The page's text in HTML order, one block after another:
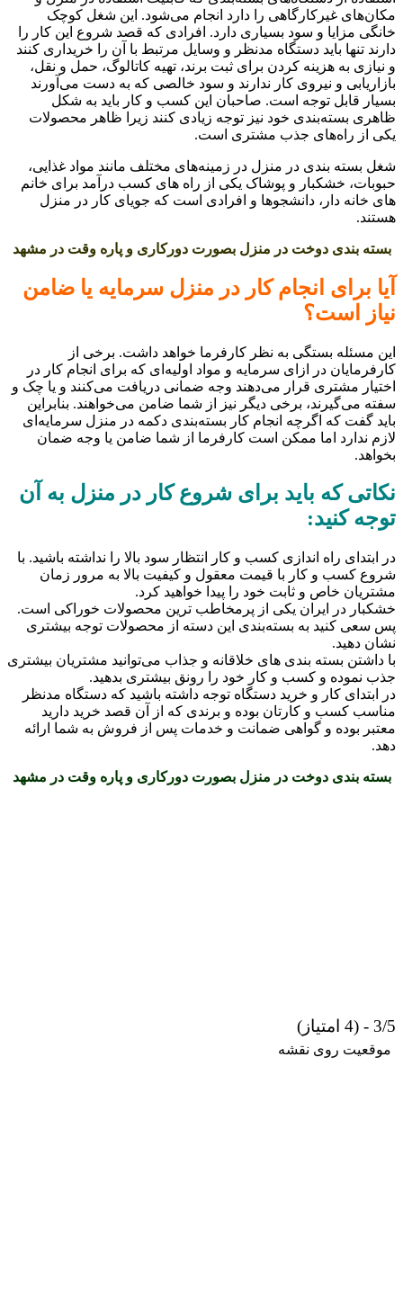
مکان‌های غیرکارگاهی را دارد انجام می‌شود. این شغل کوچک
خانگی مزایا و سود بسیاری دارد. افرادی که قصد شروع این کار را
دارند تنها باید دستگاه مدنظر و وسایل مرتبط با آن را خریداری کنند
و نیازی به هزینه کردن برای ثبت برند، تهیه کاتالوگ، حمل و نقل،
بازاریابی و نیروی کار ندارند و سود خالصی که به دست می‌آورند
بسیار قابل توجه است. صاحبان این کسب و کار باید به شکل
ظاهری بسته‌بندی خود نیز توجه زیادی کنند زیرا ظاهر محصولات
یکی از راه‌های جذب مشتری است.
شغل بسته بندی در منزل در زمینه‌های مختلف مانند مواد غذایی،
حبوبات، خشکبار و پوشاک یکی از راه های کسب درآمد برای خانم
های خانه دار، دانشجوها و افرادی است که جویای کار در منزل
هستند.
بسته بندی دوخت در منزل بصورت دورکاری و پاره وقت در مشهد
آیا برای انجام کار در منزل سرمایه یا ضامن
نیاز است؟
این مسئله بستگی به نظر کارفرما خواهد داشت. برخی از
کارفرمایان در ازای سرمایه و مواد اولیه‌ای که برای انجام کار در
اختیار مشتری قرار می‌دهند وجه ضمانی دریافت می‌کنند و یا چک و
سفته می‌گیرند، برخی دیگر نیز از شما ضامن می‌خواهند. بنابراین
باید گفت که اگرچه انجام کار بسته‌بندی دکمه در منزل سرمایه‌ای
لازم ندارد اما ممکن است کارفرما از شما ضامن یا وجه ضمان
بخواهد.
نکاتی که باید برای شروع کار در منزل به آن
توجه کنید:
در ابتدای راه اندازی کسب و کار انتظار سود بالا را نداشته باشید. با
شروع کسب و کار با قیمت معقول و کیفیت بالا به مرور زمان
مشتریان خاص و ثابت خود را پیدا خواهید کرد.
خشکبار در ایران یکی از پرمخاطب ترین محصولات خوراکی است.
پس سعی کنید به بسته‌بندی این دسته از محصولات توجه بیشتری
نشان دهید.
با داشتن بسته بندی های خلاقانه و جذاب می‌توانید مشتریان بیشتری
جذب نموده و کسب و کار خود را رونق بیشتری بدهید.
در ابتدای کار و خرید دستگاه توجه داشته باشید که دستگاه مدنظر
مناسب کسب و کارتان بوده و برندی که از آن قصد خرید دارید
معتبر بوده و گواهی ضمانت و خدمات پس از فروش به شما ارائه
دهد.
بسته بندی دوخت در منزل بصورت دورکاری و پاره وقت در مشهد
3/5 - (4 امتیاز)
موقعیت روی نقشه